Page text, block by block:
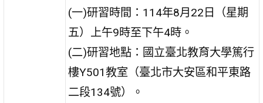
(一)研習時間：114年8月22日（星期
五）上午9時至下午4時。
(二)研習地點：國立臺北教育大學篤行
樓Y501教室（臺北市大安區和平東路
二段134號）。